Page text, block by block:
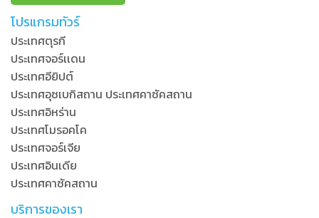
โปรแกรมทัวร์
ประเทศตุรกี
ประเทศจอร์เเดน
ประเทศอียิปต์
ประเทศอุซเบกิสถาน ประเทศคาซัคสถาน
ประเทศอิหร่าน
ประเทศโมรอคโค
ประเทศจอร์เจีย
ประเทศอินเดีย
ประเทศคาซัคสถาน
บริการของเรา